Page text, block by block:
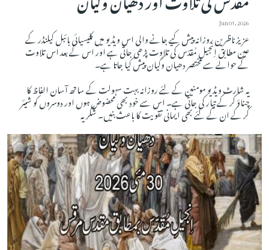
Jun 01, 2026
عزیز ناظرین روزانہ پیش کیے جانے والی اس ویڈیو میں کلیسیائی بائبل کیلنڈر کے
عین مطابق اِنجیلِ مُقدّس کی تلاوت پڑھی جاتی ہے اور اس کے بعد اس تلاوت
کے حوالے سے مختصر دھیان وگیان پیش کیا جاتا ہے۔
یہ شارٹ ویڈیو مومنین کے لئے روزانہ بہت سہولت کے ساتھ آسان الفاظ کا
چناؤ کر کے تیار کی جاتی ہے۔ اس سے خود بھی محضوض ہوں اور دوسروں کو شیئر
کر کے ان کے لئے بھی ایمانی تقویت کا باعث بنیں۔ شکریہ